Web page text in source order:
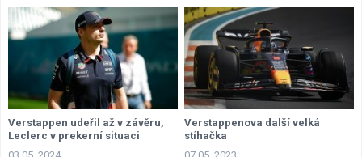
Verstappen udeřil až v závěru,
Leclerc v prekerní situaci
Verstappenova další velká
stíhačka